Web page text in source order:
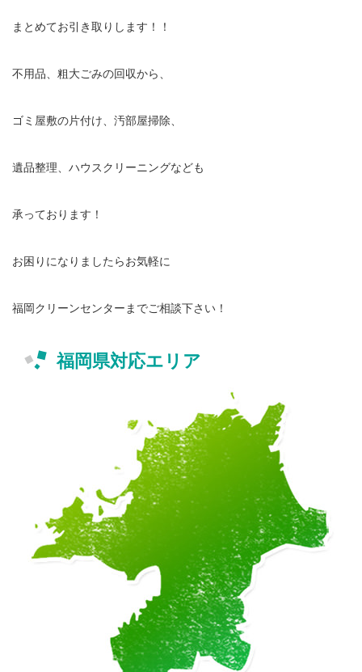
まとめてお引き取りします！！
不用品、粗大ごみの回収から、
ゴミ屋敷の片付け、汚部屋掃除、
遺品整理、ハウスクリーニングなども
承っております！
お困りになりましたらお気軽に
福岡クリーンセンターまでご相談下さい！
福岡県対応エリア